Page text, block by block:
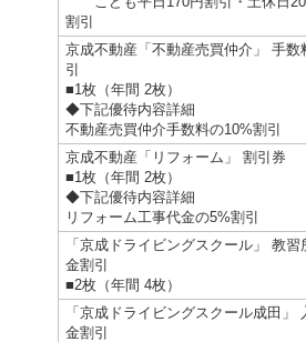
割引
京成不動産「不動産売買仲介」 手数
引
■1枚（年間 2枚）
◆下記優待内容詳細
不動産売買仲介手数料の10%割引
京成不動産「リフォーム」 割引券
■1枚（年間 2枚）
◆下記優待内容詳細
リフォーム工事代金の5%割引
「京成ドライビングスクール」 教習
金割引
■2枚（年間 4枚）
「京成ドライビングスクール成田」
金割引